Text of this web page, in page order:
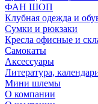
ФАН ШОП
Клубная одежда и
Сумки и рюкзаки
Кресла офисные и
Самокаты
Аксессуары
Литература,
Мини шлемы
О компании